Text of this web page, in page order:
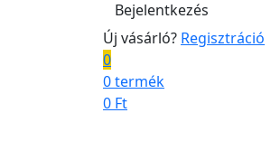
Bejelentkezés
Új vásárló? Regisztráció
0
0 termék
0 Ft